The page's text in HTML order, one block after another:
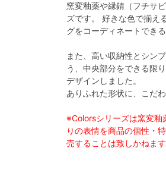
窯変釉薬や縁錆（フチサ
ズです。 好きな色で揃え
グをコーディネートでき
また、高い収納性とシン
う、中央部分をできる限
デザインしました。
ありふれた形状に、こだ
※Colorsシリーズは窯変釉
りの表情を商品の個性・
売することは致しかねます